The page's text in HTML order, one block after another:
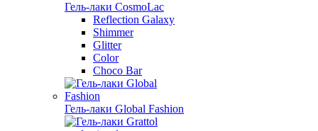
Гель-лаки CosmoLac
Reflection Galaxy
Shimmer
Glitter
Color
Choco Bar
Гель-лаки Global Fashion